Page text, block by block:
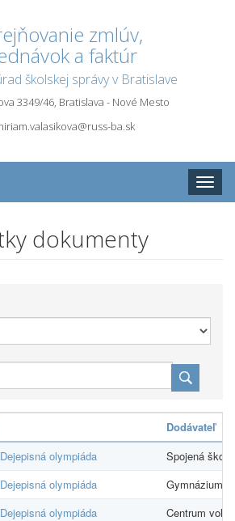
zmlúv,
a faktúr
školskej správy v Bratislave
3349/46, Bratislava - Nové Mesto
ba.sk
Toggle
dokumenty
Dodávateľ
olympiáda
Spojená
olympiáda
Gymnázium
olympiáda
Centrum